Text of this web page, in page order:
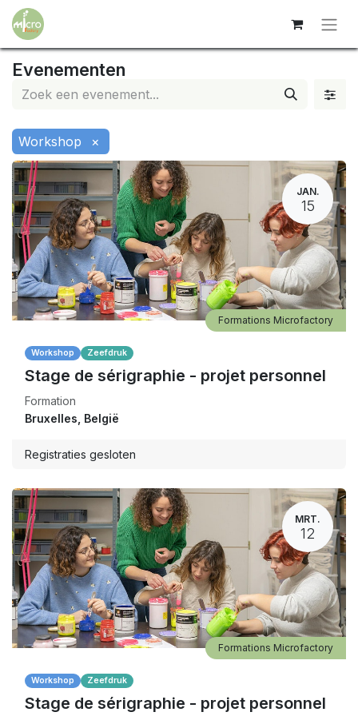
Evenementen
Workshop ×
JAN.
15
Workshop Zeefdruk
Stage de sérigraphie - projet personnel
Formation
Formations Microfactory
Bruxelles België
Registraties gesloten
MRT.
12
Workshop Zeefdruk
Stage de sérigraphie - projet personnel
Formations Microfactory